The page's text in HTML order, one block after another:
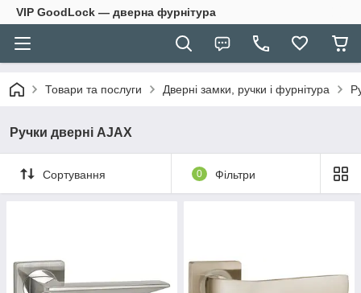
VIP GoodLock — дверна фурнітура
Товари та послуги Дверні замки, ручки і фурнітура
Ручки дверні AJAX
Сортування 0 Фільтри